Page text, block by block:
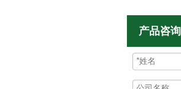
产品咨询